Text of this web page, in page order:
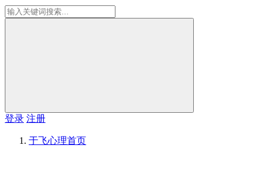
登录 注册
于飞心理首页